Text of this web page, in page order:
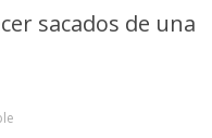
sacados de una